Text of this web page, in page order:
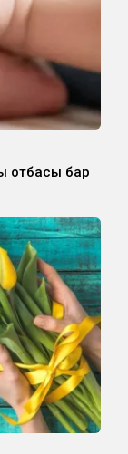
отбасы бар